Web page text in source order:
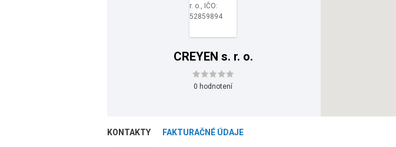
CREYEN s. r. o.
0 hodnotení
KONTAKTY FAKTURAČNÉ ÚDAJE